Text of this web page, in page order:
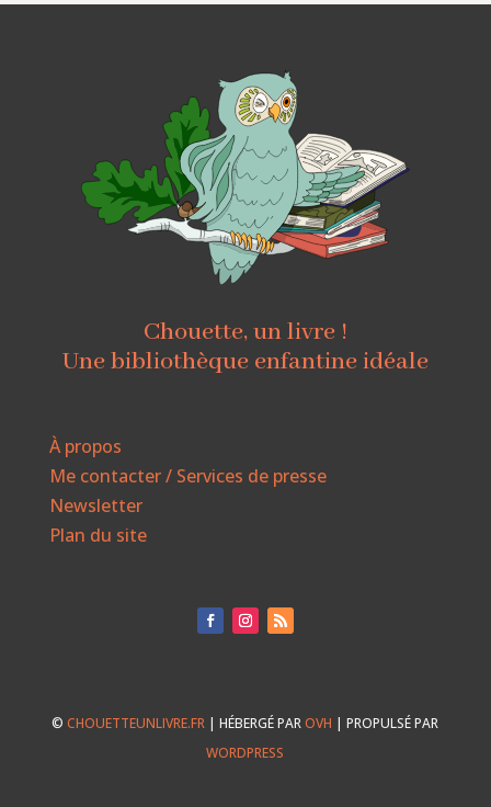
Chouette, un livre !
Une bibliothèque enfantine idéale
À propos
Me contacter / Services de presse
Newsletter
Plan du site
©CHOUETTEUNLIVRE.FR | HÉBERGÉ PAROVH | PROPULSÉ PAR
WORDPRESS